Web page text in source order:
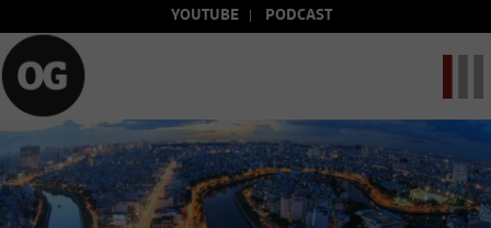
YOUTUBE PODCAST